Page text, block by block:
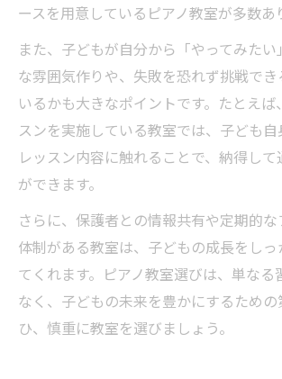
ースを用意しているピアノ教室が多数あ
また、子どもが自分から「やってみたい
な雰囲気作りや、失敗を恐れず挑戦でき
いるかも大きなポイントです。たとえば
スンを実施している教室では、子ども
レッスン内容に触れることで、納得して
ができます。
さらに、保護者との情報共有や定期的
体制がある教室は、子どもの成長をし
てくれます。ピアノ教室選びは、単なる
なく、子どもの未来を豊かにするための
ひ、慎重に教室を選びましょう。